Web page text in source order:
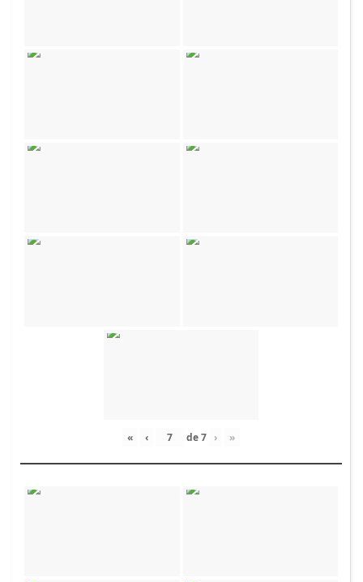
« ‹ de7 › »